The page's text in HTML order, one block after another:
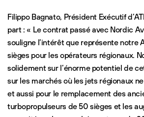
Filippo Bagnato, Président Exécutif
part : « Le contrat passé avec Nordic
souligne l’intérêt que représente notre
sièges pour les opérateurs régionaux.
solidement sur l’énorme potentiel de
sur les marchés où les jets régionaux
et aussi pour le remplacement des
turbopropulseurs de 50 sièges et les